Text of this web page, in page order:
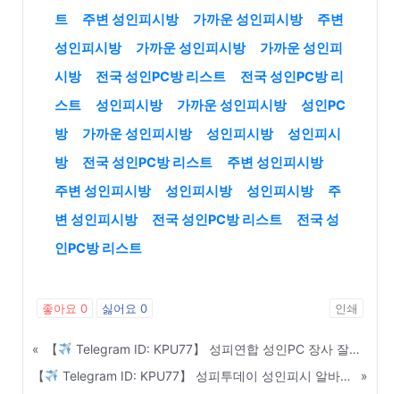
트
주변 성인피시방 가까운 성인피시방
주변
성인피시방
가까운 성인피시방
가까운 성인피
시방
전국 성인PC방 리스트
전국 성인PC방 리
스트
성인피시방 가까운 성인피시방
성인PC
방
가까운 성인피시방 성인피시방
성인피시
방
전국 성인PC방 리스트
주변 성인피시방
주변 성인피시방
성인피시방 성인피시방
주
변 성인피시방
전국 성인PC방 리스트
전국 성
인PC방 리스트
좋아요 0 싫어요 0 인쇄
« 【
Telegram ID: KPU77】 성피연합 성인PC 장사 잘되는 매장 찾는 부동산 임장 노하우 - 연천
【
Telegram ID: KPU77】 성피투데이 성인피시 알바생 면접 시 꼭 물어봐야 할 질문 리스트 - 송파구 »